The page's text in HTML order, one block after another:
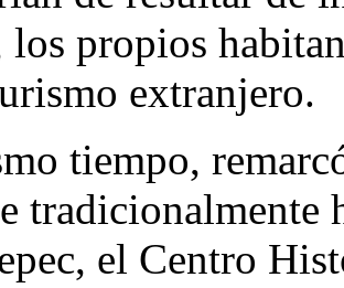
los propios
extranjero.
tiempo,
tradicionalmente
el Centro